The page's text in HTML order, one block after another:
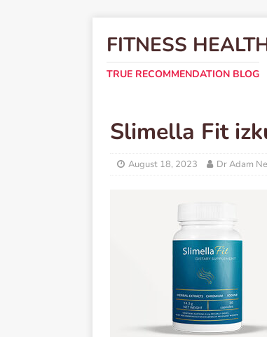
FITNESS
TRUE RECOMMENDATION BLOG
Slimella Fit
August 18, 2023 Dr Adam